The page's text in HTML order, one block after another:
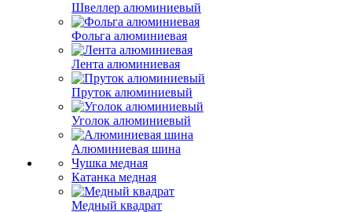
Швеллер алюминиевый
Фольга алюминиевая
Лента алюминиевая
Пруток алюминиевый
Уголок алюминиевый
Алюминиевая шина
Чушка медная
Катанка медная
Медный квадрат